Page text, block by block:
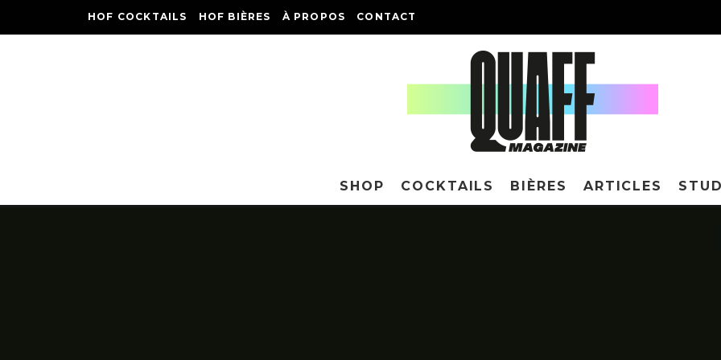
HOF COCKTAILS HOF BIÈRES À PROPOS CONTACT
SHOP COCKTAILS BIÈRES ARTICLES